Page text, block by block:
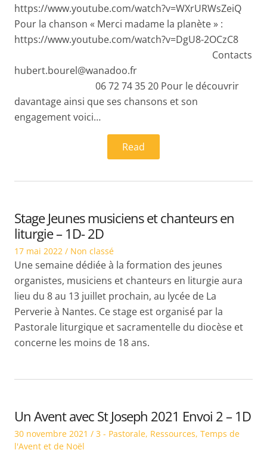
https://www.youtube.com/watch?v=WXrURWsZeiQ
Pour la chanson « Merci madame la planète » :
https://www.youtube.com/watch?v=DgU8-2OCzC8
Contacts
hubert.bourel@wanadoo.fr
06 72 74 35 20 Pour le découvrir
davantage ainsi que ses chansons et son
engagement voici…
Read
Stage Jeunes musiciens et chanteurs en
liturgie – 1D- 2D
Posted
on
17 mai 2022
Posted
in
Non classé
Une semaine dédiée à la formation des jeunes
organistes, musiciens et chanteurs en liturgie aura
lieu du 8 au 13 juillet prochain, au lycée de La
Perverie à Nantes. Ce stage est organisé par la
Pastorale liturgique et sacramentelle du diocèse et
concerne les moins de 18 ans.
Un Avent avec St Joseph 2021 Envoi 2 – 1D
Posted
on
30 novembre 2021
Posted
3 - Pastorale, Ressources, Temps de
l'Avent et de Noël